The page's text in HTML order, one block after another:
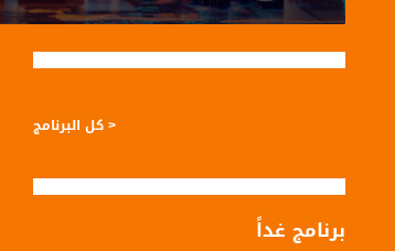
< كل البرنامج
برنامج غداً